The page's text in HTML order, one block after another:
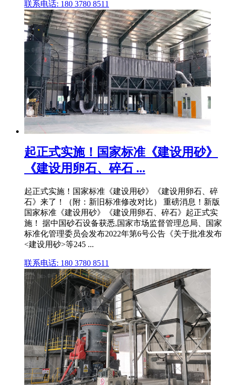
联系电话: 180 3780 8511
起正式实施！国家标准《建设用砂》
《建设用卵石、碎石 ...
起正式实施！国家标准《建设用砂》《建设用卵石、碎
石》来了！（附：新旧标准修改对比） 重磅消息！新版
国家标准《建设用砂》《建设用卵石、碎石》起正式实
施！ 据中国砂石设备获悉,国家市场监督管理总局、国家
标准化管理委员会发布2022年第6号公告《关于批准发布
<建设用砂>等245 ...
联系电话: 180 3780 8511